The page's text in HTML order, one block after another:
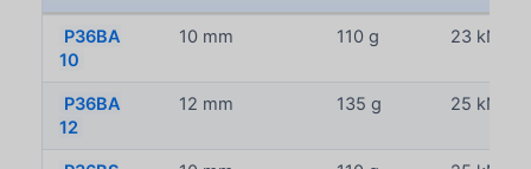
P36BA
10
10 mm 110 g 23 kN
P36BA
12
12 mm 135 g 25 kN